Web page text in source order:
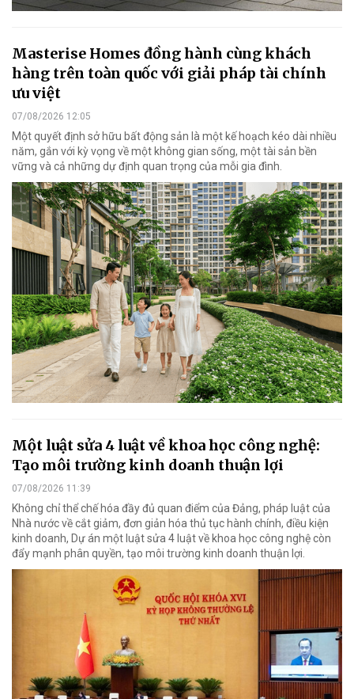
Masterise Homes đồng hành cùng khách
hàng trên toàn quốc với giải pháp tài chính
ưu việt
07/08/2026 12:05
Một quyết định sở hữu bất động sản là một kế hoạch kéo dài nhiều
năm, gắn với kỳ vọng về một không gian sống, một tài sản bền
vững và cả những dự định quan trọng của mỗi gia đình.
Một luật sửa 4 luật về khoa học công nghệ:
Tạo môi trường kinh doanh thuận lợi
07/08/2026 11:39
Không chỉ thể chế hóa đầy đủ quan điểm của Đảng, pháp luật của
Nhà nước về cắt giảm, đơn giản hóa thủ tục hành chính, điều kiện
kinh doanh, Dự án một luật sửa 4 luật về khoa học công nghệ còn
đẩy mạnh phân quyền, tạo môi trường kinh doanh thuận lợi.